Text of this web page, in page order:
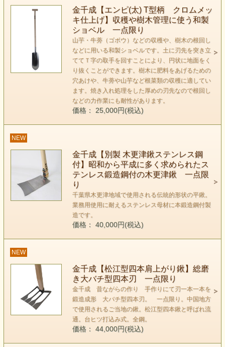
金千成【エンピ(太) T型柄 クロムメッ
キ仕上げ】収穫や樹木管理に使う和製
ショベル 一点限り
山芋・牛蒡（ゴボウ）などの収穫や、樹木の根回し
などに用いる和製ショベルです。土に刃先を突き立
ててＴ字の取手を回すことにより、円状に地面をく
り抜くことができます。樹木に肥料をあげるための
穴あけや、牛蒡や山芋など根菜類の収穫に適してい
ます。焼き入れ処理をした厚めの刃先なので根回し
などの力作業にも耐性があります。
価格： 25,000円(税込)
NEW
金千成【別製 木更津鍬ステンレス鋼
付】昭和から平成に多く求められたス
テンレス鍛造鋼付の木更津鍬 一点限
り
千葉県木更津地域で使用される伝統的形状の平鍬。
業務用使用に耐えるステンレス母材に本鍛造鋼付製
造です。
価格： 40,000円(税込)
NEW
金千成【松江型四本肩上がり鍬】総磨
き大バチ型四本刃 一点限り
金千成 昔ながらの作り 手作りにて刃一本一本を
鍛造成形 大バチ型四本刃。 一点限り。中国地方
で使用されるご当地の鍬。松江型四本鍬と呼ばれ流
通。台ヒツ打込み式。全鋼。
価格： 44,000円(税込)